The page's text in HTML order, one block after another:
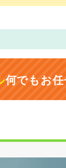
何でもお